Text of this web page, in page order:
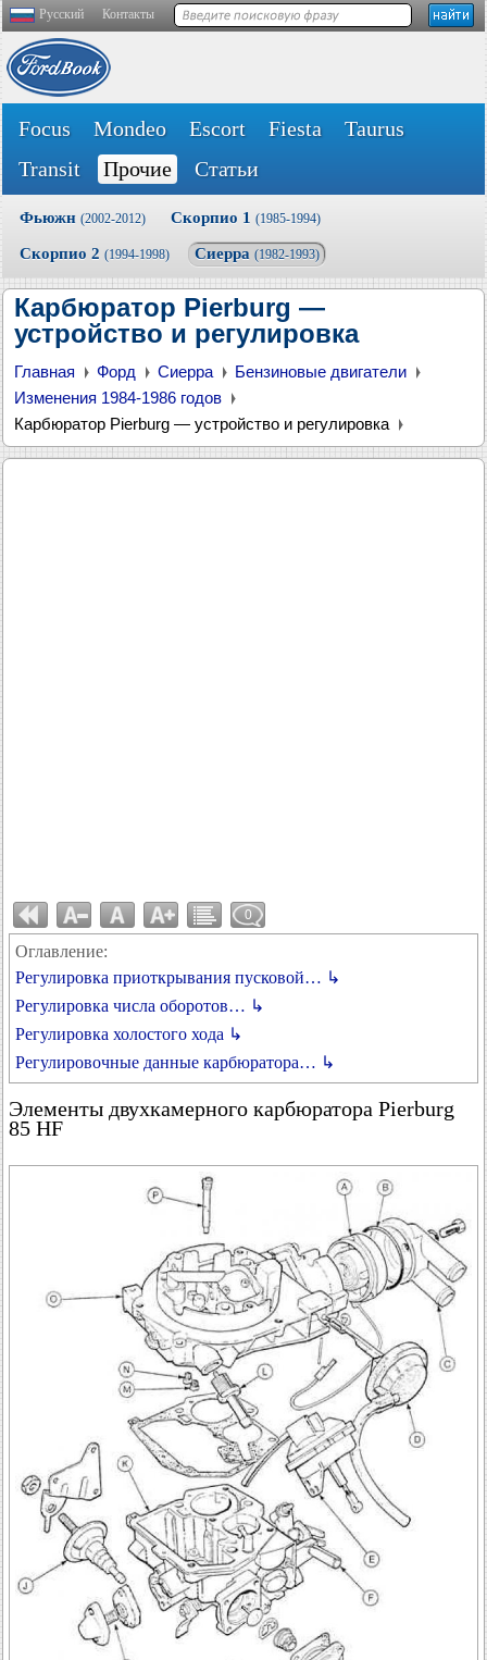
Русский Контакты
Focus Mondeo Escort Fiesta
Taurus
Transit
Прочие Статьи
Фьюжн (2002-2012) Скорпио 1 (1985-1994)
Скорпио 2 (1994-1998) Сиерра (1982-1993)
Карбюратор Pierburg —
устройство и регулировка
Главная Форд Сиерра
Бензиновые двигатели
Изменения 1984-1986 годов
Карбюратор Pierburg — устройство и регулировка
0
Оглавление:
Регулировка приоткрывания пусковой… ↳
Регулировка числа оборотов… ↳
Регулировка холостого хода ↳
Регулировочные данные карбюратора… ↳
Элементы двухкамерного карбюратора Pierburg
85 HF